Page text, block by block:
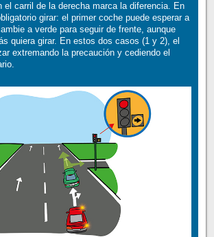
el carril de la derecha marca la diferencia. En
girar: el primer coche puede esperar a
a verde para seguir de frente, aunque
quiera girar. En estos dos casos (1 y 2), el
extremando la precaución y cediendo el